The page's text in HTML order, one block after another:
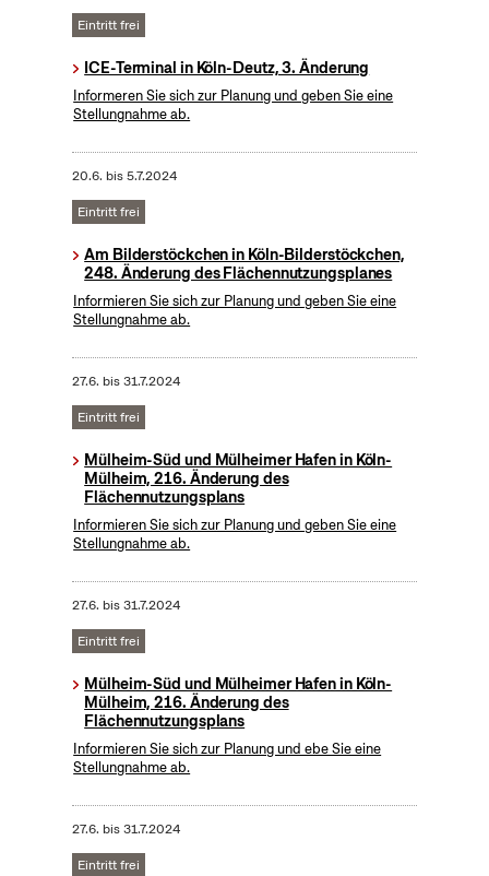
Eintritt frei
ICE-Terminal in Köln-Deutz, 3. Änderung
Informeren Sie sich zur Planung und geben Sie eine
Stellungnahme ab.
20.6. bis5.7.2024
Eintritt frei
Am Bilderstöckchen in Köln-Bilderstöckchen,
248. Änderung des Flächennutzungsplanes
Informieren Sie sich zur Planung und geben Sie eine
Stellungnahme ab.
27.6. bis31.7.2024
Eintritt frei
Mülheim-Süd und Mülheimer Hafen in Köln-
Mülheim, 216. Änderung des
Flächennutzungsplans
Informieren Sie sich zur Planung und geben Sie eine
Stellungnahme ab.
27.6. bis31.7.2024
Eintritt frei
Mülheim-Süd und Mülheimer Hafen in Köln-
Mülheim, 216. Änderung des
Flächennutzungsplans
Informieren Sie sich zur Planung und ebe Sie eine
Stellungnahme ab.
27.6. bis31.7.2024
Eintritt frei